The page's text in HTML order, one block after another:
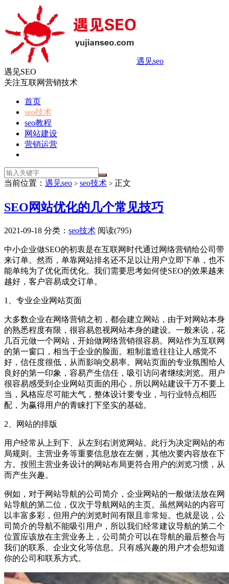
遇见seo
遇见SEO
关注互联网营销技术
首页
seo技术
seo教程
网站建设
营销运营
当前位置： 遇见seo > seo技术 > 正文
SEO网站优化的几个常见技巧
2021-09-18 分类： seo技术 阅读(795)
中小企业做SEO的初衷是在互联网时代通过网络营销给公司带
来订单。然而，单靠网站排名还不足以让用户立即下单，也不
能单纯为了优化而优化。我们需要思考如何使SEO的效果越来
越好，客户容易成交订单。
1、专业企业网站页面
大多数企业在网络营销之初，都会建立网站，由于对网站本身
的熟悉程度有限，很容易忽视网站本身的建设。一般来说，花
几百元做一个网站，开始做网络营销很容易。网站作为互联网
的第一窗口，相当于企业的脸面。粗制滥造往往让人感觉不
好，信任度很低，从而影响交易率。网站页面的专业氛围给人
良好的第一印象，容易产生信任，吸引访问者继续浏览。用户
很容易感受到企业网站页面的用心，所以网站建设千万不要上
当，风格应尽可能大气，整体设计要专业，与行业特点相匹
配，为赢得用户的青睐打下坚实的基础。
2、网站的排版
用户经常从上到下、从左到右浏览网站。此行为决定网站的布
局规则。主营业务等重要信息放在左侧，其他次要内容放在下
方。按照主营业务设计的网站布局更符合用户的浏览习惯，从
而产生兴趣。
例如，对于网站导航的公司简介，企业网站的一般做法放在网
站导航的第二位，仅次于导航网站的主页。虽然网站的内容可
以丰富多彩，但用户的浏览时间有限且非常短。也就是说，公
司简介的导航不能吸引用户，所以我们经常建议导航的第二个
位置应该放在主营业务上，公司简介可以在导航的最后整合与
我们的联系、企业文化等信息。只有感兴趣的用户才会想知道
你的公司和联系方式。